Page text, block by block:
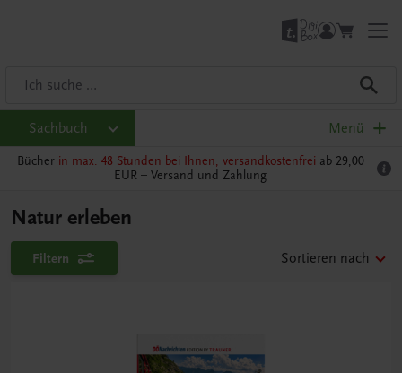
Sachbuch Menü
Bücher in max. 48 Stunden bei Ihnen, versandkostenfrei ab 29,00
EUR – Versand und Zahlung
Natur erleben
Filtern Sortieren nach